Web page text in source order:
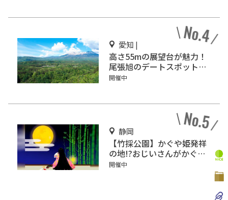
愛知 |
高さ55mの展望台が魅力！
尾張旭のデートスポット
「スカイワードあさひ」
開催中
静岡
【竹採公園】かぐや姫発祥
の地!?おじいさんがかぐや
姫を見つけた場所を見に行
開催中